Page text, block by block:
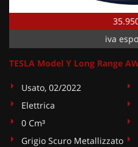
iva
TESLA Model Y Long Range
Usato, 02/2022
Elettrica
0 Cm³
Grigio Scuro Metallizzato